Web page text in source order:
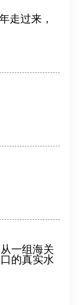
走过来，
一组海关
的真实水